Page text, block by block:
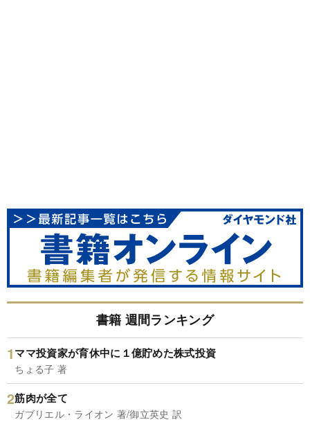
書籍 週間ランキング
ママ投資家が育休中に１億貯めた株式投資
ちょる子 著
筋肉が全て
ガブリエル・ライオン 著/御立英史 訳